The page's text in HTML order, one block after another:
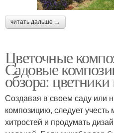
читать дальше →
Цветочные
Садовые
обзора:
Создавая в своем саду или
композицию, следует
хитростей и продумать